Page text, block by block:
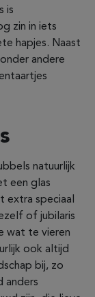
is
zin in iets
hapjes. Naast
andere
natuurlijk
een glas
extra speciaal
of jubilaris
wat te vieren
ook altijd
bij, zo
anders